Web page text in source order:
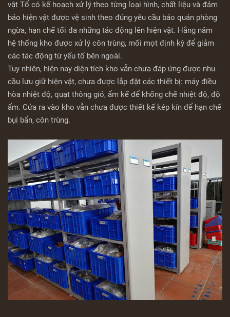
vật Tổ có kế hoạch xử lý theo từng loại hình, chất liệu và đảm
bảo hiện vật được vệ sinh theo đúng yêu cầu bảo quản phòng
ngừa, hạn chế tối đa những tác động lên hiện vật. Hằng năm
hệ thống kho được xử lý côn trùng, mối mọt định kỳ để giảm
các tác động từ yếu tố bên ngoài.
Tuy nhiên, hiện nay diện tích kho vẫn chưa đáp ứng được nhu
cầu lưu giữ hiện vật, chưa được lắp đặt các thiết bị: máy điều
hòa nhiệt độ, quạt thông gió, ẩm kế để khống chế nhiệt độ, độ
ẩm. Cửa ra vào kho vẫn chưa được thiết kế kép kín để hạn chế
bụi bẩn, côn trùng.